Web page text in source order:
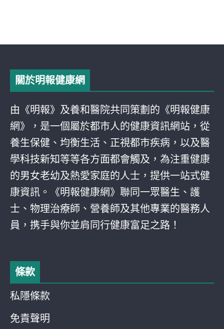
關於明報健康網
由《明報》及養和醫院共同策劃的《明報健康
網》，是一個屬於都巿人的健康資訊網站，從
養生保健、均衡生活、正視都巿疾病，以及醫
學科技新知等等各方面都會觸及，為注重健康
的男女老幼及熱愛家庭的人士，提供一站式健
康資訊。《明報健康網》聯同一眾醫生、護
士、物理治療師、營養師及其他專業的醫務人
員，携手與你並肩同行健康富足之路！
條款
私隱條款
免責聲明